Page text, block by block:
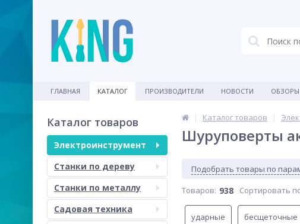
ГЛАВНАЯ КАТАЛОГ ПРОИЗВОДИТЕЛИ НОВОСТИ ОБЗОРЫ
Каталог товаров
Электроинструмент
Станки по дереву
Станки по металлу
Садовая техника
Каталог товаров
Шуруповерты
Подобрать товары по
Товаров: 938 Сортировать
ударные бесщеточные